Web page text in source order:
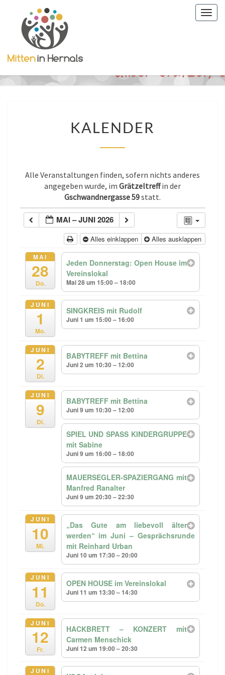
KALENDER
Alle Veranstaltungen finden, sofern nichts anderes
angegeben wurde, im Grätzeltreffin der
Gschwandnergasse 59statt.
MAI – JUNI 2026
Alles einklappen Alles ausklappen
MAI
28
Do.
Jeden Donnerstag: Open House im
Vereinslokal
Mai 28 um 15:00 – 18:00
JUNI
1
Mo.
SINGKREIS mit Rudolf
Juni 1 um 15:00 – 16:00
JUNI
2
Di.
BABYTREFF mit Bettina
Juni 2 um 10:30 – 12:00
JUNI
9
Di.
BABYTREFF mit Bettina
Juni 9 um 10:30 – 12:00
SPIEL UND SPASS KINDERGRUPPE
mit Sabine
Juni 9 um 16:00 – 18:00
MAUERSEGLER-SPAZIERGANG mit
Manfred Ranalter
Juni 9 um 20:30 – 22:30
JUNI
10
Mi.
„Das Gute am liebevoll älter
werden“ im Juni – Gesprächsrunde
mit Reinhard Urban
Juni 10 um 17:30 – 20:00
JUNI
11
Do.
OPEN HOUSE im Vereinslokal
Juni 11 um 13:30 – 14:30
JUNI
12
Fr.
HACKBRETT – KONZERT mit
Carmen Menschick
Juni 12 um 19:00 – 20:30
JUNI